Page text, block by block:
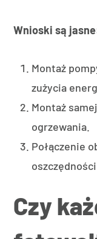
Wnioski są
Montaż
zużycia
Montaż
ogrzewania.
Połączenie
Czy